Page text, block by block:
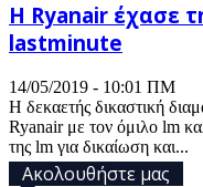
Η Ryanair έχασε
lastminute
14/05/2019 - 10:01 ΠΜ
Η δεκαετής δικαστική
Ryanair με τον όμιλο lm
της lm για δικαίωση και...
Ακολουθήστε μας